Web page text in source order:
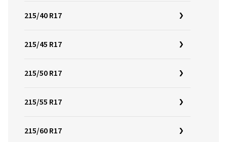
215/40 R17
215/45 R17
215/50 R17
215/55 R17
215/60 R17